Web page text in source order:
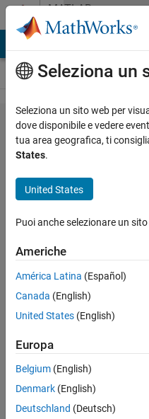
Vai al contenutoMATLAB
Answers
how to
calculate
between
operations?
Sivakumaran
Chandrasekaran
14 Mar
1
Risposta
Aggiornato
14 Mar
Seleziona un
Seleziona un sito web per
dove disponibile e vedere
tua area geografica, ti
States.
United States
Puoi anche selezionare un
Americhe
América Latina (Español)
Canada (English)
United States (English)
Europa
Belgium (English)
Denmark (English)
Deutschland (Deutsch)